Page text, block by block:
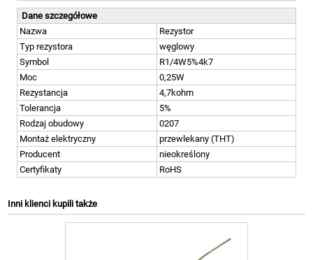
Dane szczegółowe
Nazwa
Rezystor
Typ rezystora
węglowy
Symbol
R1/4W5%4k7
Moc
0,25W
Rezystancja
4,7kohm
Tolerancja
5%
Rodzaj obudowy
0207
Montaż elektryczny
przewlekany (THT)
Producent
nieokreślony
Certyfikaty
RoHS
Inni klienci kupili także